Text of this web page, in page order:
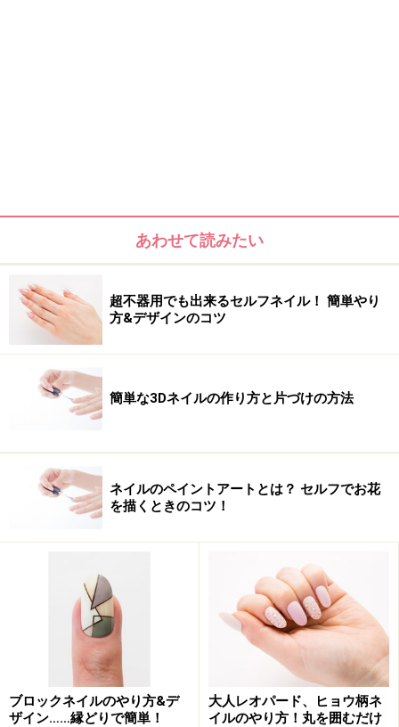
アートレシピです。
ネイルアートレシピを見る
パールストーンでエレガントなフレンチに
■パールで作る簡単フレンチネイル
簡単フレンチのヒミツは、フレンチラインをパールスト
ーンで作るだけ！ 簡単フレンチネイルを作ろう。
ネイルアートレシピを見る
濃厚ショコラカラーで見せる上品ネイル
■星に願いを。大人カラーで魅せる秋ネイル
カラーの組み合わせってとても難しいところが悩みの
種…そんな方の為に失敗しないカラーコーディネイトの
テクニックをご紹介。
ネイルアートレシピを見る
キュートなGirlでストーンアレンジ
■「愛されリボン」ネイルでお出かけしよう！
今回のテーマは「キュートなGirl風」。彼氏にも気づいて
あわせて読みたい
超不器用でも出来るセルフネイル！ 簡単やり
方&デザインのコツ
簡単な3Dネイルの作り方と片づけの方法
ネイルのペイントアートとは？ セルフでお花
を描くときのコツ！
ブロックネイルのやり方&デ
ザイン……縁どりで簡単！
大人レオパード、ヒョウ柄ネ
イルのやり方！丸を囲むだけ